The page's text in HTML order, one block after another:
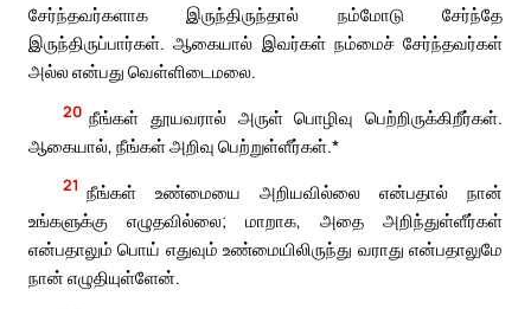
சேர்ந்தவர்களாக இருந்திருந்தால் நம்மோடு சேர்ந்தே
இருந்திருப்பார்கள். ஆகையால் இவர்கள் நம்மைச் சேர்ந்தவர்கள்
அல்ல என்பது வெள்ளிடைமலை.
20 நீங்கள் தூயவரால் அருள் பொழிவு பெற்றிருக்கிறீர்கள்.
ஆகையால், நீங்கள் அறிவு பெற்றுள்ளீர்கள்.*
21 நீங்கள் உண்மையை அறியவில்லை என்பதால் நான்
உங்களுக்கு எழுதவில்லை; மாறாக, அதை அறிந்துள்ளீர்கள்
என்பதாலும் பொய் எதுவும் உண்மையிலிருந்து வராது என்பதாலுமே
நான் எழுதியுள்ளேன்.